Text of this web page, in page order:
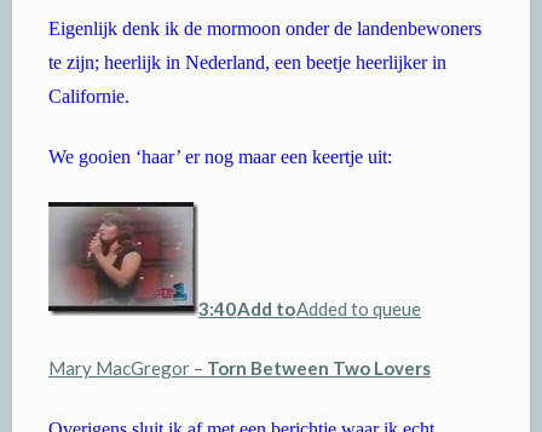
Eigenlijk denk ik de mormoon onder de landenbewoners
te zijn; heerlijk in Nederland, een beetje heerlijker in
Californie.
We gooien ‘haar’ er nog maar een keertje uit:
3:40Add toAdded to queue
Mary MacGregor – Torn Between Two Lovers